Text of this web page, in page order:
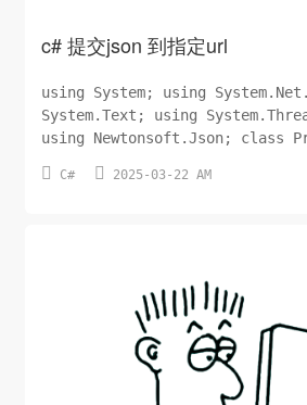
c# 提交json 到指定url
using System; using
System.Text; using
using Newtonsoft.Json; class Program { static
"https://www.xxxx.com/info/
 C#  2025-03-22 AM